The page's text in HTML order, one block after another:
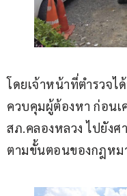
โดยเจ้าหน้าที่ตำรวจ
ควบคุมผู้ต้องหา ก่อน
สภ.คลองหลวง ไปยังศ
ตามขั้นตอนของกฎหม